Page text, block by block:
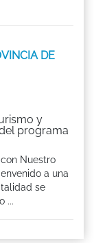
DE
y
programa
Nuestro
a una
se
...